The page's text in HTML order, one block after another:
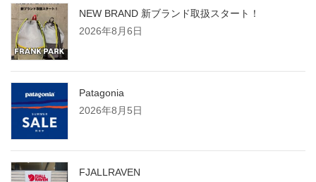
NEW BRAND 新ブランド取扱スタート！
2026年8月6日
Patagonia
2026年8月5日
FJALLRAVEN